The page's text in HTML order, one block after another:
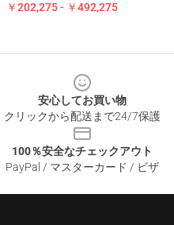
￥202,275 - ￥492,275
安心してお買い物
クリックから配送まで24/7保護
100％安全なチェックアウト
PayPal / マスターカード / ビザ